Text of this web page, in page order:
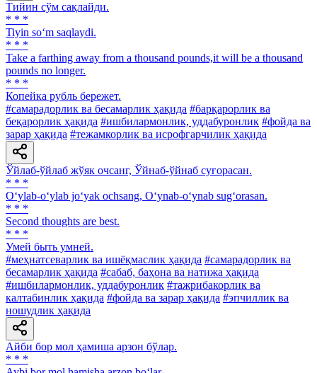
Тийин сўм сақлайди.
* * *
Tiyin so‘m saqlaydi.
* * *
Take a farthing away from a thousand pounds,it will be a thousand
pounds no longer.
* * *
Копейка рубль бережет.
#самарадорлик ва бесамарлик ҳақида #барқарорлик ва
беқарорлик ҳақида #ишбилармонлик, уддабуронлик #фойда ва
зарар ҳақида #тежамкорлик ва исрофгарчилик ҳақида
Ўйлаб-ўйлаб жўяк очсанг, Ўйнаб-ўйнаб суғорасан.
* * *
O‘ylab-o‘ylab jo‘yak ochsang, O‘ynab-o‘ynab sug‘orasan.
* * *
Second thoughts are best.
* * *
Умей быть умней.
#меҳнатсеварлик ва ишёқмаслик ҳақида #самарадорлик ва
бесамарлик ҳақида #сабаб, баҳона ва натижа ҳақида
#ишбилармонлик, уддабуронлик #тажрибакорлик ва
калтабинлик ҳақида #фойда ва зарар ҳақида #эпчиллик ва
ношудлик ҳақида
Айби бор мол ҳамиша арзон бўлар.
* * *